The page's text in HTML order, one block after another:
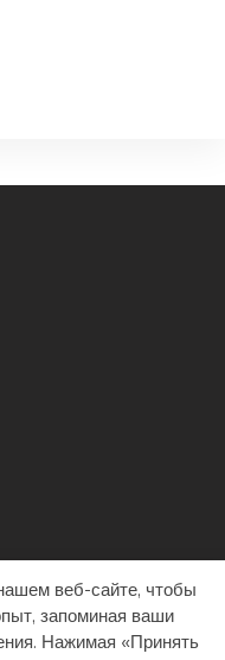
веб-сайте, чтобы
запоминая ваши
Нажимая «Принять